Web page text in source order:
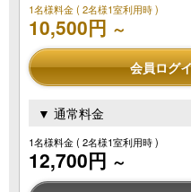
1名様料金( 2名様1室利用時 )
10,500円 ～
会員ログ
▼ 通常料金
1名様料金( 2名様1室利用時 )
12,700円 ～